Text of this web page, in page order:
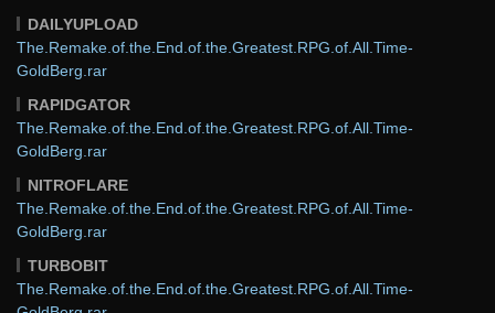
DAILYUPLOAD
The.Remake.of.the.End.of.the.Greatest.RPG.of.All.Time-
GoldBerg.rar
RAPIDGATOR
The.Remake.of.the.End.of.the.Greatest.RPG.of.All.Time-
GoldBerg.rar
NITROFLARE
The.Remake.of.the.End.of.the.Greatest.RPG.of.All.Time-
GoldBerg.rar
TURBOBIT
The.Remake.of.the.End.of.the.Greatest.RPG.of.All.Time-